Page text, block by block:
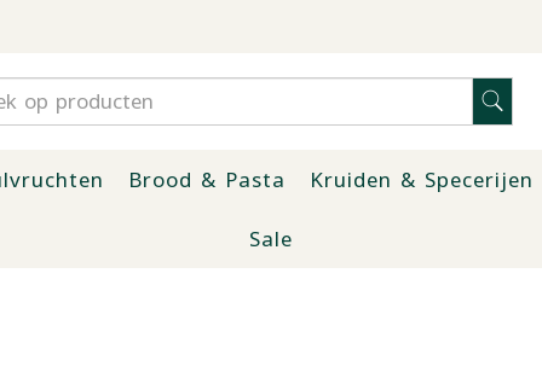
Brood & Pasta
Kruiden & Specerijen
Sale